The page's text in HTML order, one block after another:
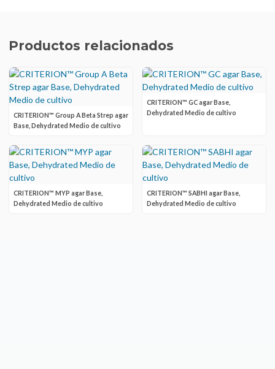
Productos relacionados
CRITERION™ Group A Beta Strep agar
Base, Dehydrated Medio de cultivo
CRITERION™ GC agar Base,
Dehydrated Medio de cultivo
CRITERION™ MYP agar Base,
Dehydrated Medio de cultivo
CRITERION™ SABHI agar Base,
Dehydrated Medio de cultivo